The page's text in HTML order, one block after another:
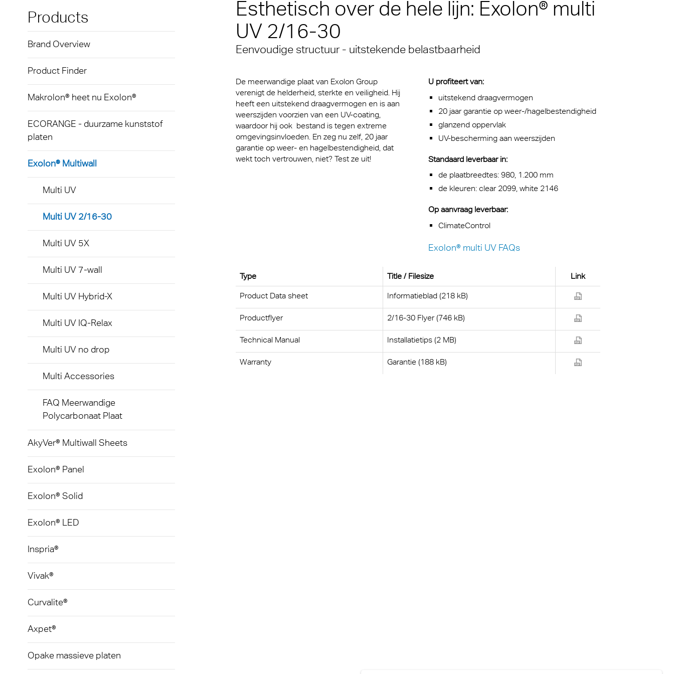
Exolon® Multiwall
Multi UV IQ-Relax
Multi Accessories
FAQ Meerwandige
Polycarbonaat Plaat
AkyVer® Multiwall Sheets
Exolon® Panel
FR
kwaliteit
Vista
Exolon® Med
WS Welding Shield
Silent Sound
Exolon® LED
Curvalite®
Een mediterrane sfeer voor
iedereen
in
Overtuigend, zowel esthetisch
als qua functionaliteit
Kunststof platen voor medische
hulpmiddelen
Tegen infecties beschermende
Massief gelaatsscherm van de
Lichtreclame
Led-verlichting
Massatransport
Technical Information
Loopbaan
Terms & Conditions
Products
Brand Overview
Product Finder
Makrolon® heet nu Exolon®
ECORANGE - duurzame kunststof
platen
Exolon® Multiwall
Multi UV
Multi UV 2/16-30
Multi UV 5X
Multi UV 7-wall
Multi UV Hybrid-X
Multi UV IQ-Relax
Multi UV no drop
Multi Accessories
FAQ Meerwandige
Polycarbonaat Plaat
AkyVer® Multiwall Sheets
Exolon® Panel
Exolon® Solid
Exolon® LED
Inspria®
Vivak®
Curvalite®
Axpet®
Opake massieve platen
Esthetisch over de hele lijn: Exolon® multi
UV 2/16-30
Eenvoudige structuur - uitstekende belastbaarheid
De meerwandige plaat van Exolon Group
verenigt de helderheid, sterkte en veiligheid. Hij
heeft een uitstekend draagvermogen en is aan
weerszijden voorzien van een UV-coating,
waardoor hij ook bestand is tegen extreme
omgevingsinvloeden. En zeg nu zelf, 20 jaar
garantie op weer- en hagelbestendigheid, dat
wekt toch vertrouwen, niet? Test ze uit!
U profiteert van:
uitstekend draagvermogen
20 jaar garantie op weer-/hagelbestendigheid
glanzend oppervlak
UV-bescherming aan weerszijden
Standaard leverbaar in:
de plaatbreedtes: 980, 1.200 mm
de kleuren: clear 2099, white 2146
Op aanvraag leverbaar:
ClimateControl
Exolon® multi UV FAQs
Type Title / Filesize Link
Product Data sheet Informatieblad (218 kB)
Productflyer 2/16-30 Flyer (746 kB)
Technical Manual Installatietips (2 MB)
Warranty Garantie (188 kB)